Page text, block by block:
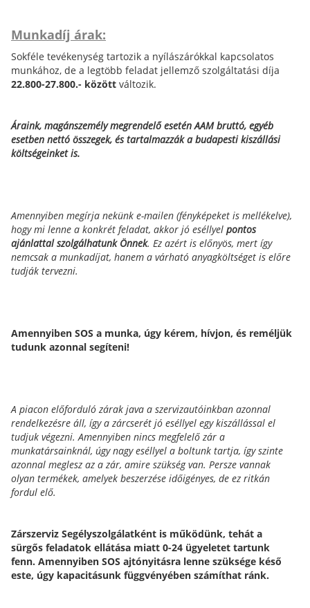
Munkadíj árak:
Sokféle tevékenység tartozik a nyílászárókkal kapcsolatos
munkához, de a legtöbb feladat jellemző szolgáltatási díja
22.800-27.800.- között változik.
Áraink, magánszemély megrendelő esetén AAM bruttó, egyéb
esetben nettó összegek, és tartalmazzák a budapesti kiszállási
költségeinket is.
Amennyiben megírja nekünk e-mailen (fényképeket is mellékelve),
hogy mi lenne a konkrét feladat, akkor jó eséllyel pontos
ajánlattal szolgálhatunk Önnek. Ez azért is előnyös, mert így
nemcsak a munkadíjat, hanem a várható anyagköltséget is előre
tudják tervezni.
Amennyiben SOS a munka, úgy kérem, hívjon, és reméljük
tudunk azonnal segíteni!
A piacon előforduló zárak java a szervizautóinkban azonnal
rendelkezésre áll, így a zárcserét jó eséllyel egy kiszállással el
tudjuk végezni. Amennyiben nincs megfelelő zár a
munkatársainknál, úgy nagy eséllyel a boltunk tartja, így szinte
azonnal meglesz az a zár, amire szükség van. Persze vannak
olyan termékek, amelyek beszerzése időigényes, de ez ritkán
fordul elő.
​Zárszerviz Segélyszolgálatként is működünk, tehát a
sürgős feladatok ellátása miatt 0-24 ügyeletet tartunk
fenn. Amennyiben SOS ajtónyitásra lenne szüksége késő
este, úgy kapacitásunk függvényében számíthat ránk.